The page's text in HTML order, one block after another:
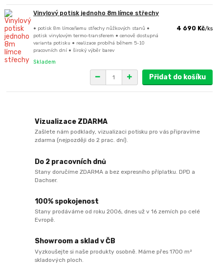
Vinylový potisk jednoho 8m límce střechy
• potisk 8m límce/lemu střechy nůžkových stanů •
potisk vinylovým termo-transferem • cenově dostupná
varianta potisku • realizace probíhá během 5-10
pracovních dní • široký výběr barev
4 690 Kč/ks
Skladem
Přidat do košíku
Vizualizace ZDARMA
Zašlete nám podklady, vizualizaci potisku pro vás připravíme
zdarma (nejpozději do 2 prac. dní).
Do 2 pracovních dnů
Stany doručíme ZDARMA a bez expresního příplatku. DPD a
Dachser.
100% spokojenost
Stany prodáváme od roku 2006, dnes už v 16 zemích po celé
Evropě.
Showroom a sklad v ČB
Vyzkoušejte si naše produkty osobně. Máme přes 1700 m²
skladových ploch.